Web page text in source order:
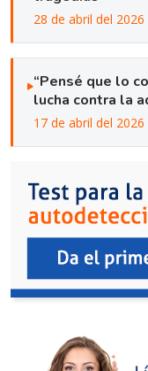
28 de abril del 2026
“Pensé que lo
lucha contra la
17 de abril del 2026